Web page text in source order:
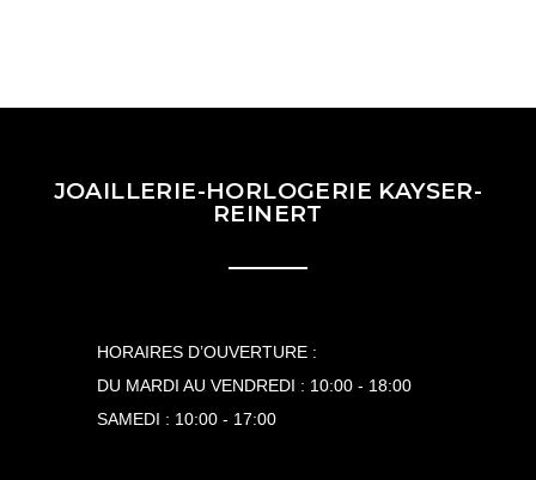
JOAILLERIE-HORLOGERIE KAYSER-
REINERT
HORAIRES D’OUVERTURE :
DU MARDI AU VENDREDI : 10:00 - 18:00
SAMEDI : 10:00 - 17:00